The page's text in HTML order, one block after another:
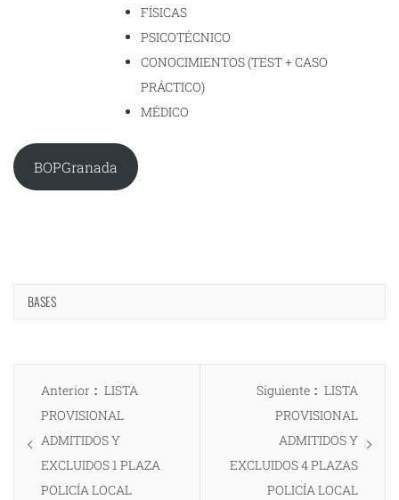
FÍSICAS
PSICOTÉCNICO
CONOCIMIENTOS (TEST + CASO
PRÁCTICO)
MÉDICO
BOPGranada
BASES
Navegación
entradas
Anterior
Entrada
anterior:
LISTA
PROVISIONAL
ADMITIDOS Y
EXCLUIDOS 1 PLAZA
POLICÍA LOCAL
Siguiente
Entrada
siguiente:
LISTA
PROVISIONAL
ADMITIDOS Y
EXCLUIDOS 4 PLAZAS
POLICÍA LOCAL